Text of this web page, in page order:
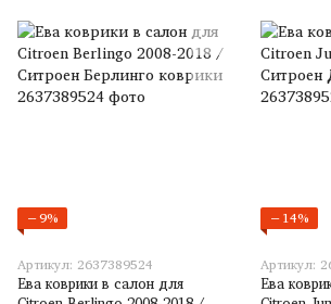
−9%
Артикул: 2637389524
Ева коврики в салон для
−14%
Артикул:
Ева